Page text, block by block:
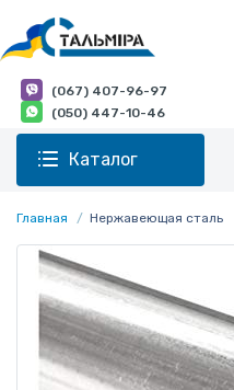
(067) 407-96-97
(050) 447-10-46
Каталог
Главная Нержавеющая сталь